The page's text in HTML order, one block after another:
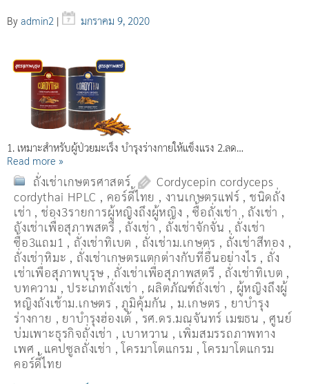
By admin2 | มกราคม 9, 2020
1. เหมาะสำหรับผู้ป่วยมะเร็ง บำรุงร่างกายให้แข็งแรง 2.ลด…
Read more »
ถั่งเช่าเกษตรศาสตร์
Cordycepin cordyceps
cordythai HPLC , คอร์ดี้ไทย , งานเกษตรแฟร์ , ชนิดถั่ง
เช่า , ช่อง3รายการผู้หญิงถึงผู้หญิง ,ซื้อถั่งเช่า , ถังเช่า ,
ถังเช่าเพื่อสุภาพสตรี , ถั่งเช่า , ถั่งเช่าจักจั่น , ถั่งเช่า
ซื้อ3แถม1 , ถั่งเช่าทิเบต , ถั่งเช่าม.เกษตร , ถั่งเช่าสีทอง ,
ถั่งเช่าหิมะ , ถั่งเช่าเกษตรแตกต่างกับที่อื่นอย่างไร , ถั่ง
เช่าเพื่อสุภาพบุรุษ , ถั่งเช่าเพื่อสุภาพสตรี , ถั่่งเช่าทิเบต ,
บทความ ,ประเภทถั่งเช่า , ผลิตภัณฑ์ถั่งเช่า , ผู้หญิงถึงผู้
หญิงถังเช้าม.เกษตร ,ภูมิคุ้มกัน , ม.เกษตร , ยาบำรุง
ร่างกาย , ยาบำรุงฮ่องเต้ , รศ.ดร.มณจันทร์ เมฆธน , ศูนย์
บ่มเพาะธุรกิจถั่งเช่า , เบาหวาน , เพิ่มสมรรถภาพทาง
เพศ , แคปซูลถั่งเช่า ,โครมาโตแกรม ,โครมาโตแกรม
คอร์ดี้ไทย